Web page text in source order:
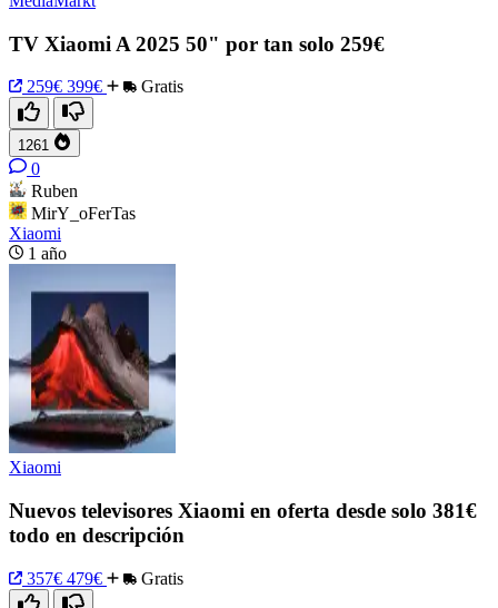
TV Xiaomi A 2025 50" por tan solo 259€
259€ 399€ Gratis
1261
0
Ruben
MirY_oFerTas
Xiaomi
1 año
Xiaomi
Nuevos televisores Xiaomi en oferta desde solo 381€
todo en descripción
357€ 479€ Gratis